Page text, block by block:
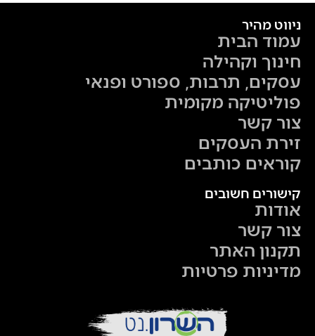
ניווט מהיר
עמוד הבית
חינוך וקהילה
עסקים, תרבות, ספורט ופנאי
פוליטיקה מקומית
צור קשר
זירת העסקים
קוראים כותבים
קישורים חשובים
אודות
צור קשר
תקנון האתר
מדיניות פרטיות